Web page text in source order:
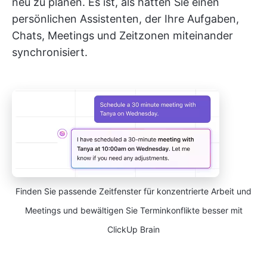
persönlichen Assistenten, der Ihre Aufgaben,
Chats, Meetings und Zeitzonen miteinander
synchronisiert.
Finden Sie passende Zeitfenster für konzentrierte Arbeit und
Meetings und bewältigen Sie Terminkonflikte besser mit
ClickUp Brain